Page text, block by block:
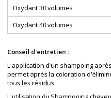
Oxydant 30 volumes
Oxydant 40 volumes
Conseil d'entretien :
L'application d'un shampoing
permet après la coloration
tous les résidus.